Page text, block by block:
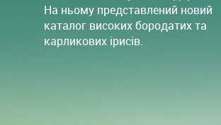
На ньому представлений новий
каталог високих бородатих та
карликових ірисів.